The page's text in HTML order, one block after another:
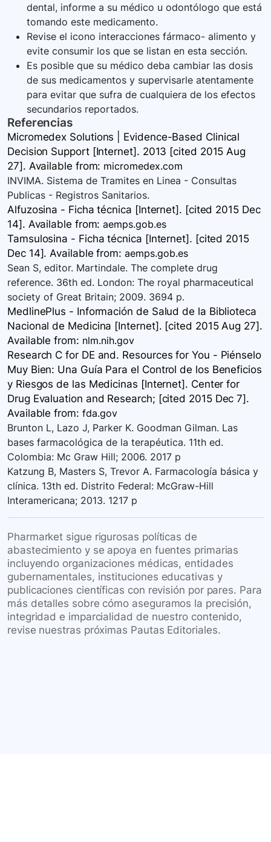
dental, informe a su médico u odontólogo que está
tomando este medicamento.
Revise el icono interacciones fármaco- alimento y
evite consumir los que se listan en esta sección.
Es posible que su médico deba cambiar las dosis
de sus medicamentos y supervisarle atentamente
para evitar que sufra de cualquiera de los efectos
secundarios reportados.
Referencias
Micromedex Solutions | Evidence-Based Clinical
Decision Support [Internet]. 2013 [cited 2015 Aug
27]. Available from: micromedex.com
INVIMA. Sistema de Tramites en Linea - Consultas
Publicas - Registros Sanitarios.
Alfuzosina - Ficha técnica [Internet]. [cited 2015 Dec
14]. Available from:aemps.gob.es
Tamsulosina - Ficha técnica [Internet]. [cited 2015
Dec 14]. Available from:aemps.gob.es
Sean S, editor. Martindale. The complete drug
reference. 36th ed. London: The royal pharmaceutical
society of Great Britain; 2009. 3694 p.
MedlinePlus - Información de Salud de la Biblioteca
Nacional de Medicina [Internet]. [cited 2015 Aug 27].
Available from: nlm.nih.gov
Research C for DE and. Resources for You - Piénselo
Muy Bien: Una Guía Para el Control de los Beneficios
y Riesgos de las Medicinas [Internet]. Center for
Drug Evaluation and Research; [cited 2015 Dec 7].
Available from: fda.gov
Brunton L, Lazo J, Parker K. Goodman Gilman. Las
bases farmacológica de la terapéutica. 11th ed.
Colombia: Mc Graw Hill; 2006. 2017 p
Katzung B, Masters S, Trevor A. Farmacología básica y
clínica. 13th ed. Distrito Federal: McGraw-Hill
Interamericana; 2013. 1217 p
Pharmarket sigue rigurosas políticas de
abastecimiento y se apoya en fuentes primarias
incluyendo organizaciones médicas, entidades
gubernamentales, instituciones educativas y
publicaciones científicas con revisión por pares. Para
más detalles sobre cómo aseguramos la precisión,
integridad e imparcialidad de nuestro contenido,
revise nuestras próximas Pautas Editoriales.